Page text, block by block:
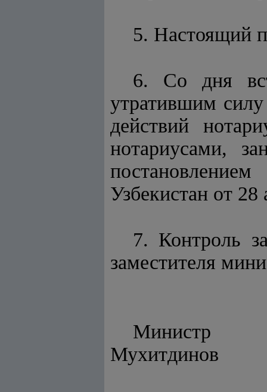
5. Настоящий
6. Со дня
утратившим
действий
нотариусами,
Узбекистан от
7. Контроль
заместителя
Мухитдинов